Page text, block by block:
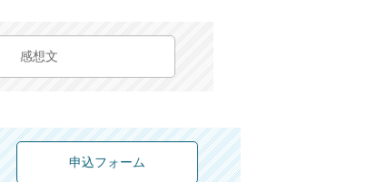
感想文
申込フォーム